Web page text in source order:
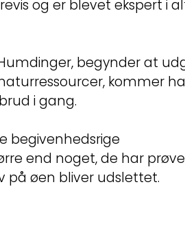
og er blevet ekspert i
begynder at
kommer
i gang.
begivenhedsrige
end noget, de har
på øen bliver udslettet.